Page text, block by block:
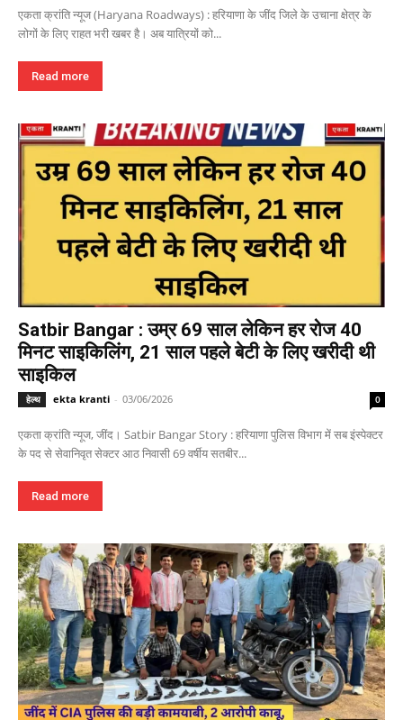
एकता क्रांति न्यूज (Haryana Roadways) : हरियाणा के जींद जिले के उचाना क्षेत्र के
लोगों के लिए राहत भरी खबर है। अब यात्रियों को...
Read more
Satbir Bangar : उम्र 69 साल लेकिन हर रोज 40
मिनट साइकिलिंग, 21 साल पहले बेटी के लिए खरीदी थी
साइकिल
हेल्थ ekta kranti - 03/06/2026 0
एकता क्रांति न्यूज, जींद। Satbir Bangar Story : हरियाणा पुलिस विभाग में सब इंस्पेक्टर
के पद से सेवानिवृत सेक्टर आठ निवासी 69 वर्षीय सतबीर...
Read more